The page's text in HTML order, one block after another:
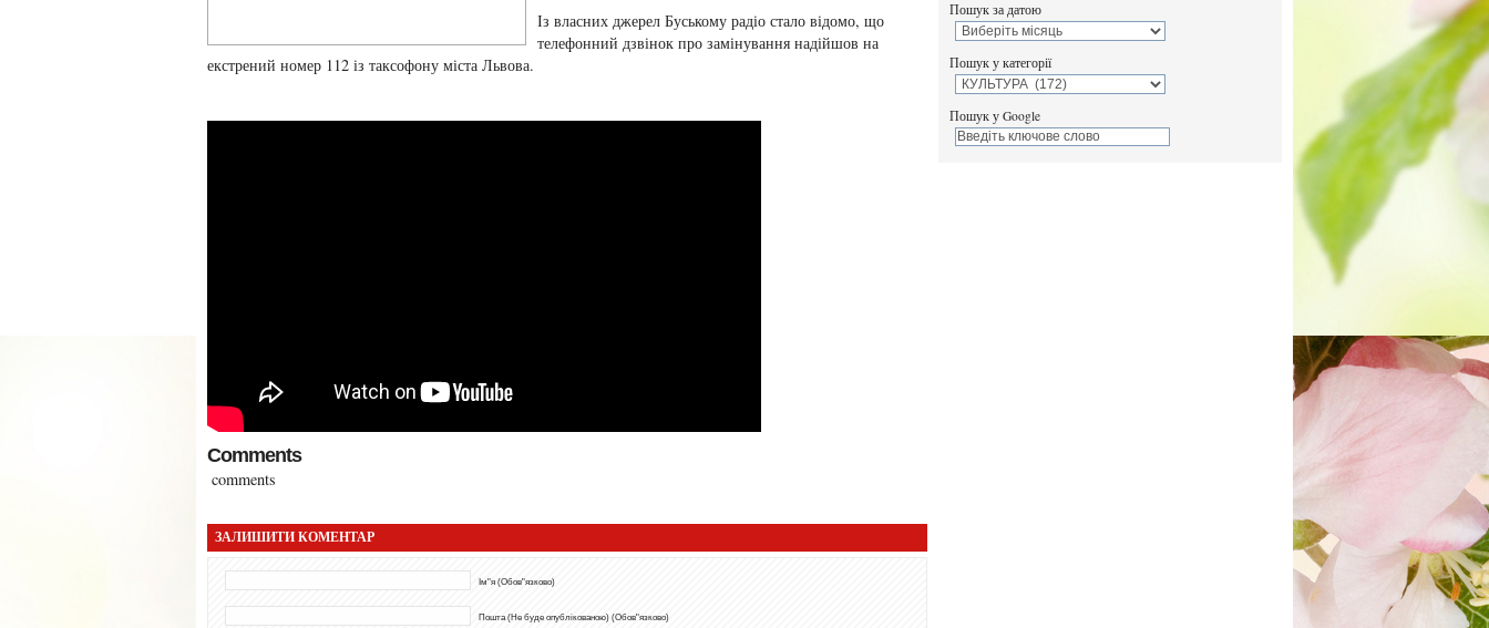
Із власних джерел Буському радіо стало відомо, що
телефонний дзвінок про замінування надійшов на
екстрений номер 112 із таксофону міста Львова.
Comments
comments
ЗАЛИШИТИ КОМЕНТАР
Ім"я (Обов"язково)
Пошта (Не буде опублікованою) (Обов"язково)
Пошук за датою
Пошук у категорії
Пошук у Google